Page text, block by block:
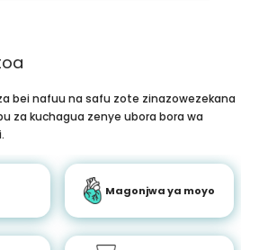
bei nafuu na safu zote zinazowezekana
za kuchagua zenye ubora bora wa
Magonjwa ya moyo